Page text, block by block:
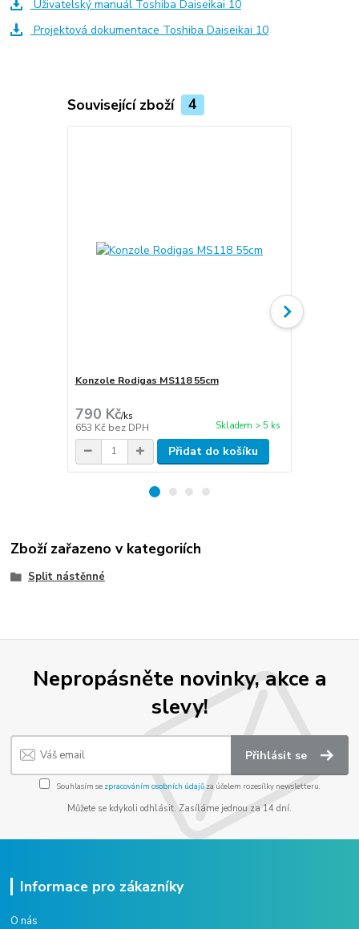
Uživatelský manuál Toshiba Daiseikai 10
Projektová dokumentace Toshiba Daiseikai 10
Související zboží 4
Konzole Rodigas MS118 55cm
790 Kč/ks
653 Kč bez DPH Skladem > 5 ks
Přidat do košíku
Zboží zařazeno v kategoriích
Split nástěnné
Nepropásněte novinky, akce a
slevy!
Přihlásit se
Souhlasím se zpracováním osobních údajůza účelem rozesílky newsletteru.
Můžete se kdykoli odhlásit. Zasíláme jednou za 14 dní.
Informace pro zákazníky
O nás